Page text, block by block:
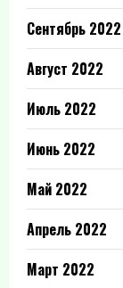
Сентябрь 2022
Август 2022
Июль 2022
Июнь 2022
Май 2022
Апрель 2022
Март 2022